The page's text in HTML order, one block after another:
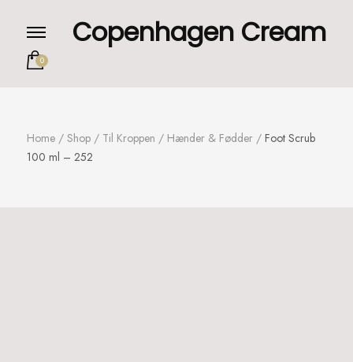
Copenhagen Cream
0
Home / Shop / Til Kroppen / Hænder & Fødder / Foot Scrub
100 ml – 252